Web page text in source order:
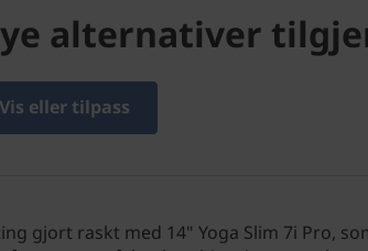
alternativer
Vis eller tilpass
gjort raskt med 14" Yoga Slim 7i Pro,